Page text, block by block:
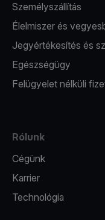
Személyszállítás
Élelmiszer és
Jegyértékesítés és
Egészségügy
Felügyelet nélküli
Rólunk
Cégünk
Karrier
Technológia